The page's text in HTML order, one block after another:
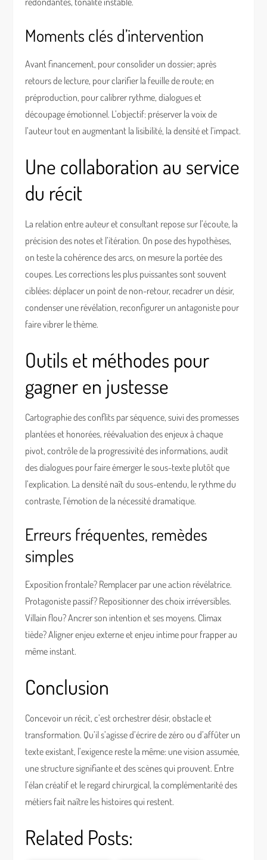
Moments clés d’intervention
Avant financement, pour consolider un dossier; après
retours de lecture, pour clarifier la feuille de route; en
préproduction, pour calibrer rythme, dialogues et
découpage émotionnel. L’objectif: préserver la voix de
l’auteur tout en augmentant la lisibilité, la densité et l’impact.
Une collaboration au service
du récit
La relation entre auteur et consultant repose sur l’écoute, la
précision des notes et l’itération. On pose des hypothèses,
on teste la cohérence des arcs, on mesure la portée des
coupes. Les corrections les plus puissantes sont souvent
ciblées: déplacer un point de non-retour, recadrer un désir,
condenser une révélation, reconfigurer un antagoniste pour
faire vibrer le thème.
Outils et méthodes pour
gagner en justesse
Cartographie des conflits par séquence, suivi des promesses
plantées et honorées, réévaluation des enjeux à chaque
pivot, contrôle de la progressivité des informations, audit
des dialogues pour faire émerger le sous-texte plutôt que
l’explication. La densité naît du sous-entendu, le rythme du
contraste, l’émotion de la nécessité dramatique.
Erreurs fréquentes, remèdes
simples
Exposition frontale? Remplacer par une action révélatrice.
Protagoniste passif? Repositionner des choix irréversibles.
Villain flou? Ancrer son intention et ses moyens. Climax
tiède? Aligner enjeu externe et enjeu intime pour frapper au
même instant.
Conclusion
Concevoir un récit, c’est orchestrer désir, obstacle et
transformation. Qu’il s’agisse d’écrire de zéro ou d’affûter un
texte existant, l’exigence reste la même: une vision assumée,
une structure signifiante et des scènes qui prouvent. Entre
l’élan créatif et le regard chirurgical, la complémentarité des
métiers fait naître les histoires qui restent.
Related Posts: